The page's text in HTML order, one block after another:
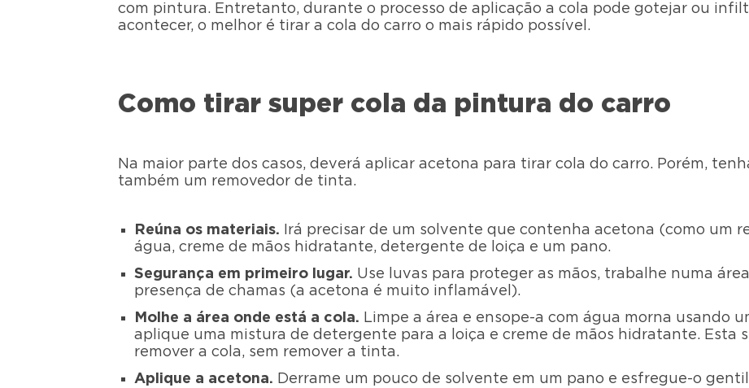
com pintura. Entretanto, durante o processo de aplicação a cola pode gotejar ou
acontecer, o melhor é tirar a cola do carro o mais rápido possível.
Como tirar super cola da pintura do carro
Na maior parte dos casos, deverá aplicar acetona para tirar cola do carro. Porém,
também um removedor de tinta.
Reúna os materiais. Irá precisar de um solvente que contenha acetona (como um
água, creme de mãos hidratante, detergente de loiça e um pano.
Segurança em primeiro lugar. Use luvas para proteger as mãos, trabalhe numa
presença de chamas (a acetona é muito inflamável).
Molhe a área onde está a cola. Limpe a área e ensope-a com água morna usando
aplique uma mistura de detergente para a loiça e creme de mãos hidratante. Esta
remover a cola, sem remover a tinta.
Aplique a acetona. Derrame um pouco de solvente em um pano e esfregue-o